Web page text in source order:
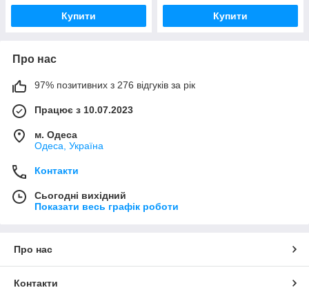
Купити Купити
Про нас
97% позитивних з 276 відгуків за рік
Працює з 10.07.2023
м. Одеса
Одеса, Україна
Контакти
Сьогодні вихідний
Показати весь графік роботи
Про нас
Контакти